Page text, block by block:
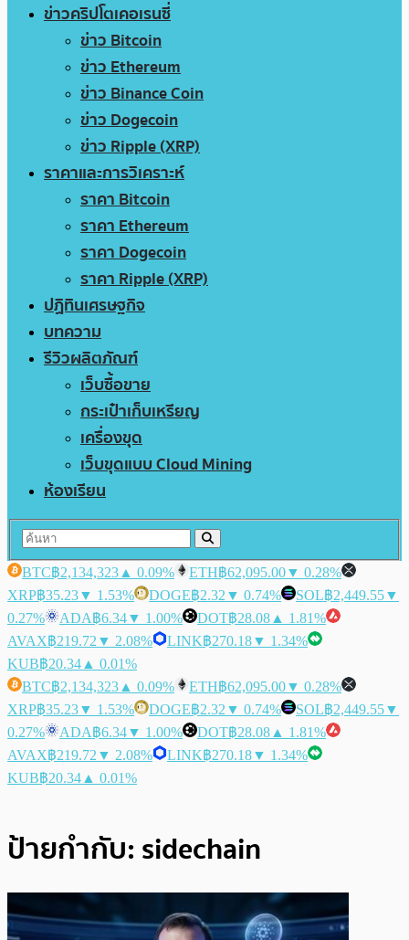
ข่าวคริปโตเคอเรนซี่
ข่าว Bitcoin
ข่าว Ethereum
ข่าว Binance Coin
ข่าว Dogecoin
ข่าว Ripple (XRP)
ราคาและการวิเคราะห์
ราคา Bitcoin
ราคา Ethereum
ราคา Dogecoin
ราคา Ripple (XRP)
ปฏิทินเศรษฐกิจ
บทความ
รีวิวผลิตภัณฑ์
เว็บซื้อขาย
กระเป๋าเก็บเหรียญ
เครื่องขุด
เว็บขุดแบบ Cloud Mining
ห้องเรียน
BTC฿2,134,323 ▲ 0.09% ETH฿62,095.00▼ 0.28%
XRP฿35.23▼ 1.53% DOGE฿2.32 ▼ 0.74% SOL฿2,449.55▼
0.27%
ADA฿6.34▼ 1.00% DOT฿28.08 ▲ 1.81%
AVAX฿219.72 ▼ 2.08% LINK฿270.18▼ 1.34%
KUB฿20.34 ▲ 0.01%
BTC฿2,134,323 ▲ 0.09% ETH฿62,095.00▼ 0.28%
XRP฿35.23▼ 1.53% DOGE฿2.32 ▼ 0.74% SOL฿2,449.55▼
0.27%
ADA฿6.34▼ 1.00% DOT฿28.08 ▲ 1.81%
AVAX฿219.72 ▼ 2.08% LINK฿270.18▼ 1.34%
KUB฿20.34 ▲ 0.01%
ป้ายกำกับ: sidechain